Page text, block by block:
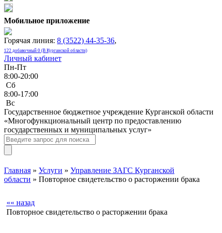
Мобильное приложение
Горячая линия: 8 (3522) 44-35-36,
122 добавочный 0 (В Курганской области)
Личный кабинет
Пн-Пт
8:00-20:00
Сб
8:00-17:00
Bc
Государственное бюджетное учреждение Курганской области
«Многофункциональный центр по предоставлению
государственных и муниципальных услуг»
Главная » Услуги » Управление ЗАГС Курганской
области » Повторное свидетельство о расторжении брака
«« назад
Повторное свидетельство о расторжении брака